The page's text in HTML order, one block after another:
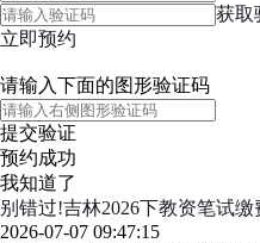
获取
立即预约
请输入下面的图形验证码
提交验证
预约成功
我知道了
别错过!吉林2026下教资笔试缴
2026-07-07 09:47:15